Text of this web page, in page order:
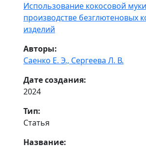
Использование кокосовой
производстве безглютеновых
изделий
Авторы:
Саенко Е. Э., Сергеева Л. В.
Дате создания:
2024
Тип:
Статья
Название: